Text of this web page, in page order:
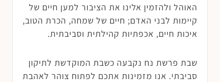
האוהל ולהזמין אלינו את הציבור למען חיים של
קיימות לבני האדם; חיים של שמחה, הכרת הטוב,
איכות חיים, אכפתיות קהילתית וסביבתית.
שבת פרשת נח נקבעה כשבת המוקדשת לתיקון
סביבתי. אנו מזמינות אתכם לפתוח צוהר לאהבת